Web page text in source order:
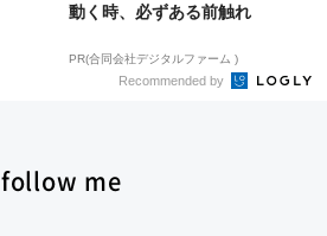
動く時、必ずある前触れ
PR(合同会社デジタルファーム )
Recommended by
follow me